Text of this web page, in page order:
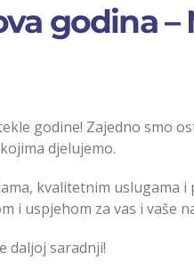
godina –
godine! Zajedno smo
djelujemo.
kvalitetnim uslugama i
i uspjehom za vas i vaše
daljoj saradnji!